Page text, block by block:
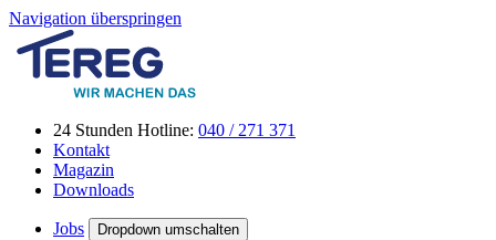
Navigation überspringen
24 Stunden Hotline: 040 / 271 371
Kontakt
Magazin
Downloads
Jobs Dropdown umschalten